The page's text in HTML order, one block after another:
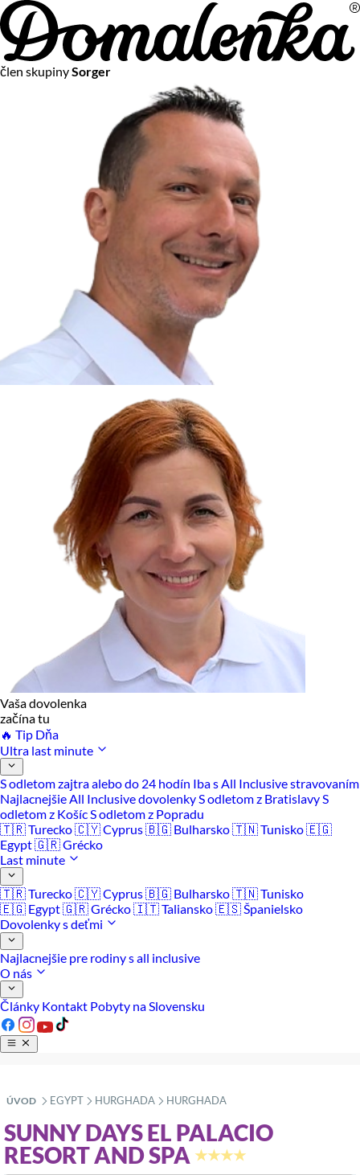
člen skupinySorger
Vaša dovolenka
začína tu
🔥 Tip Dňa
Ultra last minute
S odletom zajtra alebo do 24 hodín Iba s All Inclusive stravovaním
Najlacnejšie All Inclusive dovolenkyS odletom z BratislavyS
odletom z KošícS odletom z Popradu
🇹🇷 Turecko🇨🇾 Cyprus🇧🇬 Bulharsko🇹🇳 Tunisko🇪🇬
Egypt🇬🇷 Grécko
Last minute
🇹🇷 Turecko🇨🇾 Cyprus🇧🇬 Bulharsko🇹🇳 Tunisko
🇪🇬 Egypt🇬🇷 Grécko🇮🇹 Taliansko🇪🇸 Španielsko
Dovolenky s deťmi
Najlacnejšie pre rodiny s all inclusive
O nás
Články Kontakt Pobyty na Slovensku
ÚVOD »
EGYPT »
HURGHADA »
HURGHADA
SUNNY DAYS EL PALACIO
RESORT AND SPA ★★★★
Na vašom súkromí nám záleží
Chceme vám neustále poskytovať tie najlepšie služby.
Vzhľadom k platnej legislatíve od vás ale potrebujeme súhlas
s používaním súborov cookies.
Viac o personalizácii a meraní
Aby sme vedeli, čo sa deje na webových stránkach a aby sme
vám mohli prispôsobiť ponuky na mieru či reklamu,
používame cookies a taktiežslužby spoločnosti Google
Čo sú cookies?
Cookies sú malé textové súbory, ktoré môžu byť používané
webovými stránkami, aby zefektívnili používateľský zážitok.
Vďaka cookies vám môžeme ponúkať služby podľa toho, čo
naozaj hľadáte a chcete nájsť.
Kedykoľvek sa môžete slobodne rozhodnúť, ktoré typy
používania cookies chcete umožniť.
Zákon uvádza, že môžeme ukladať cookies na vašom
zariadení, pokiaľ sú nevyhnutne nutné pre prevádzku tejto
Cookies, ktoré používame
Technické a nevyhnutné cookies
Analytické a marketingové cookies
Reklamné úložisko
Reklamné používateľské dáta
Personalizácia reklám
Povoliť vybrané
Odmietnuť